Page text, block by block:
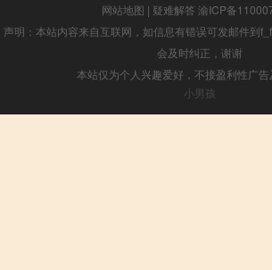
网站地图 | 疑难解答 渝ICP备
声明：本站内容来自互联网，如信息有错误可发邮件到
会及时纠正，谢谢
本站仅为个人兴趣爱好，不接盈利性广
小男孩